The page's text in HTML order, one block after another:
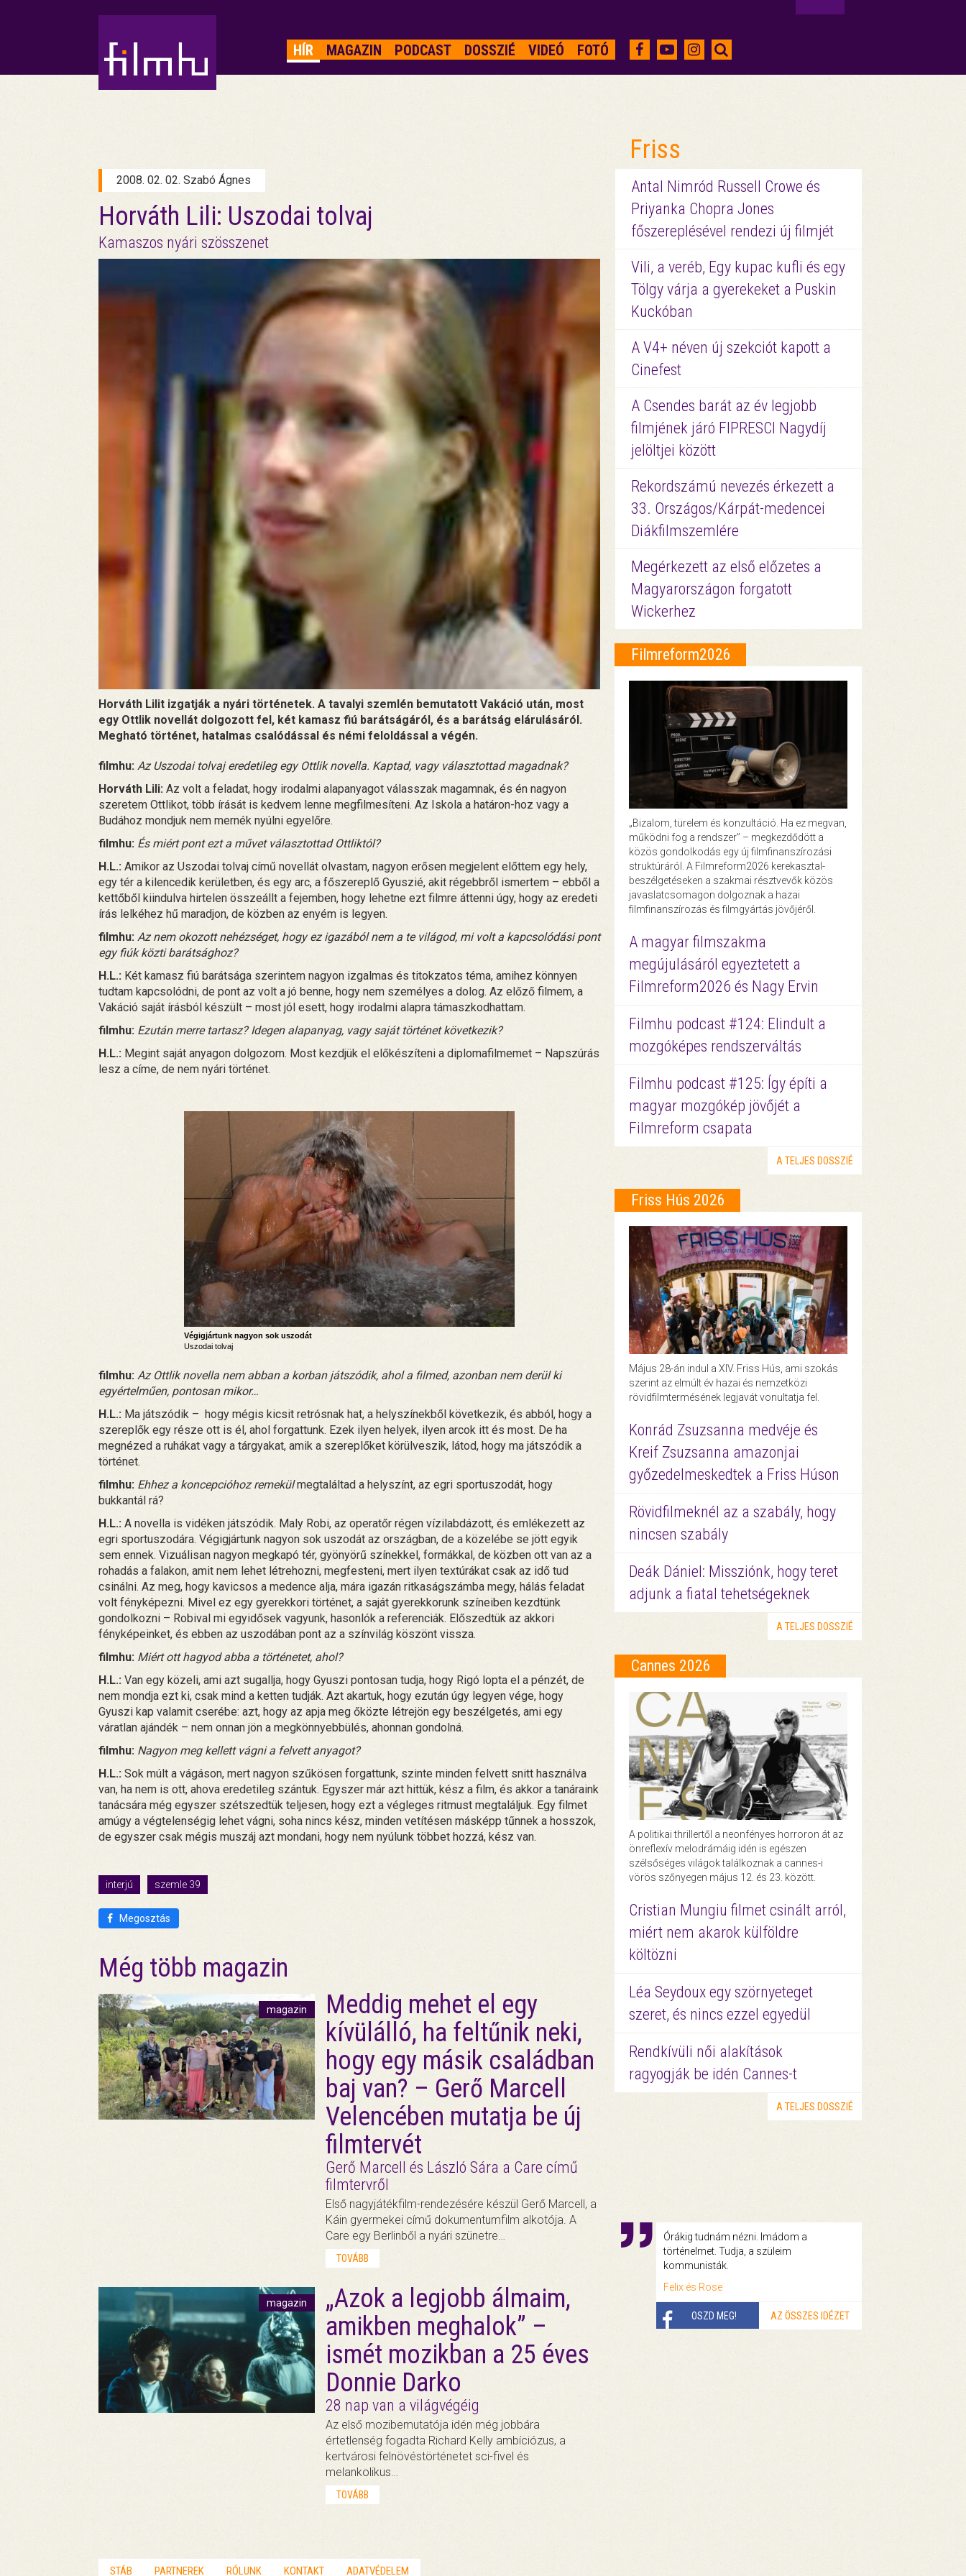
HÍR MAGAZIN PODCAST DOSSZIÉ VIDEÓ FOTÓ
2008. 02. 02. Szabó Ágnes
Horváth Lili: Uszodai tolvaj
Kamaszos nyári szösszenet
Horváth Lilit izgatják a nyári történetek. A tavalyi szemlén bemutatott Vakáció után, most
egy Ottlik novellát dolgozott fel, két kamasz fiú barátságáról, és a barátság elárulásáról.
Megható történet, hatalmas csalódással és némi feloldással a végén.
filmhu: Az Uszodai tolvaj eredetileg egy Ottlik novella. Kaptad, vagy választottad magadnak?
Horváth Lili: Az volt a feladat, hogy irodalmi alapanyagot válasszak magamnak, és én nagyon
szeretem Ottlikot, több írását is kedvem lenne megfilmesíteni. Az Iskola a határon-hoz vagy a
Budához mondjuk nem mernék nyúlni egyelőre.
filmhu: És miért pont ezt a művet választottad Ottliktól?
H.L.: Amikor az Uszodai tolvaj című novellát olvastam, nagyon erősen megjelent előttem egy hely,
egy tér a kilencedik kerületben, és egy arc, a főszereplő Gyuszié, akit régebbről ismertem – ebből a
kettőből kiindulva hirtelen összeállt a fejemben, hogy lehetne ezt filmre áttenni úgy, hogy az eredeti
írás lelkéhez hű maradjon, de közben az enyém is legyen.
filmhu: Az nem okozott nehézséget, hogy ez igazából nem a te világod, mi volt a kapcsolódási pont
egy fiúk közti barátsághoz?
H.L.: Két kamasz fiú barátsága szerintem nagyon izgalmas és titokzatos téma, amihez könnyen
tudtam kapcsolódni, de pont az volt a jó benne, hogy nem személyes a dolog. Az előző filmem, a
Vakáció saját írásból készült – most jól esett, hogy irodalmi alapra támaszkodhattam.
filmhu: Ezután merre tartasz? Idegen alapanyag, vagy saját történet következik?
H.L.: Megint saját anyagon dolgozom. Most kezdjük el előkészíteni a diplomafilmemet – Napszúrás
lesz a címe, de nem nyári történet.
Végigjártunk nagyon sok uszodát
Uszodai tolvaj
filmhu: Az Ottlik novella nem abban a korban játszódik, ahol a filmed, azonban nem derül ki
egyértelműen, pontosan mikor…
H.L.: Ma játszódik – hogy mégis kicsit retrósnak hat, a helyszínekből következik, és abból, hogy a
szereplők egy része ott is él, ahol forgattunk. Ezek ilyen helyek, ilyen arcok itt és most. De ha
megnézed a ruhákat vagy a tárgyakat, amik a szereplőket körülveszik, látod, hogy ma játszódik a
történet.
filmhu: Ehhez a koncepcióhoz remekülmegtaláltad a helyszínt, az egri sportuszodát, hogy
bukkantál rá?
H.L.: A novella is vidéken játszódik. Maly Robi, az operatőr régen vízilabdázott, és emlékezett az
egri sportuszodára. Végigjártunk nagyon sok uszodát az országban, de a közelébe se jött egyik
sem ennek. Vizuálisan nagyon megkapó tér, gyönyörű színekkel, formákkal, de közben ott van az a
rohadás a falakon, amit nem lehet létrehozni, megfesteni, mert ilyen textúrákat csak az idő tud
csinálni. Az meg, hogy kavicsos a medence alja, mára igazán ritkaságszámba megy, hálás feladat
volt fényképezni. Mivel ez egy gyerekkori történet, a saját gyerekkorunk színeiben kezdtünk
gondolkozni – Robival mi egyidősek vagyunk, hasonlók a referenciák. Előszedtük az akkori
fényképeinket, és ebben az uszodában pont az a színvilág köszönt vissza.
filmhu: Miért ott hagyod abba a történetet, ahol?
H.L.: Van egy közeli, ami azt sugallja, hogy Gyuszi pontosan tudja, hogy Rigó lopta el a pénzét, de
nem mondja ezt ki, csak mind a ketten tudják. Azt akartuk, hogy ezután úgy legyen vége, hogy
Gyuszi kap valamit cserébe: azt, hogy az apja meg őközte létrejön egy beszélgetés, ami egy
váratlan ajándék – nem onnan jön a megkönnyebbülés, ahonnan gondolná.
filmhu: Nagyon meg kellett vágni a felvett anyagot?
H.L.: Sok múlt a vágáson, mert nagyon szűkösen forgattunk, szinte minden felvett snitt használva
van, ha nem is ott, ahova eredetileg szántuk. Egyszer már azt hittük, kész a film, és akkor a tanáraink
tanácsára még egyszer szétszedtük teljesen, hogy ezt a végleges ritmust megtaláljuk. Egy filmet
amúgy a végtelenségig lehet vágni, soha nincs kész, minden vetítésen másképp tűnnek a hosszok,
de egyszer csak mégis muszáj azt mondani, hogy nem nyúlunk többet hozzá, kész van.
interjú szemle 39
Megosztás
Még több magazin
magazin
Meddig mehet el egy
kívülálló, ha feltűnik neki,
hogy egy másik családban
baj van? – Gerő Marcell
Velencében mutatja be új
filmtervét
Gerő Marcell és László Sára a Care című
filmtervről
Első nagyjátékfilm-rendezésére készül Gerő Marcell, a
Káin gyermekei című dokumentumfilm alkotója. A
Care egy Berlinből a nyári szünetre…
TOVÁBB
magazin
„Azok a legjobb álmaim,
amikben meghalok” –
ismét mozikban a 25 éves
Donnie Darko
28 nap van a világvégéig
Az első mozibemutatója idén még jobbára
értetlenség fogadta Richard Kelly ambíciózus, a
kertvárosi felnövéstörténetet sci-fivel és
melankolikus…
TOVÁBB
Friss
Antal Nimród Russell Crowe és
Priyanka Chopra Jones
főszereplésével rendezi új filmjét
Vili, a veréb, Egy kupac kufli és egy
Tölgy várja a gyerekeket a Puskin
Kuckóban
A V4+ néven új szekciót kapott a
Cinefest
A Csendes barát az év legjobb
filmjének járó FIPRESCI Nagydíj
jelöltjei között
Rekordszámú nevezés érkezett a
33. Országos/Kárpát-medencei
Diákfilmszemlére
Megérkezett az első előzetes a
Magyarországon forgatott
Wickerhez
Filmreform2026
„Bizalom, türelem és konzultáció. Ha ez megvan,
működni fog a rendszer” – megkezdődött a
közös gondolkodás egy új filmfinanszírozási
struktúráról. A Filmreform2026 kerekasztal-
beszélgetéseken a szakmai résztvevők közös
javaslatcsomagon dolgoznak a hazai
filmfinanszírozás és filmgyártás jövőjéről.
A magyar filmszakma
megújulásáról egyeztetett a
Filmreform2026 és Nagy Ervin
Filmhu podcast #124: Elindult a
mozgóképes rendszerváltás
Filmhu podcast #125: Így építi a
magyar mozgókép jövőjét a
Filmreform csapata
A TELJES DOSSZIÉ
Friss Hús 2026
Május 28-án indul a XIV. Friss Hús, ami szokás
szerint az elmúlt év hazai és nemzetközi
rövidfilmtermésének legjavát vonultatja fel.
Konrád Zsuzsanna medvéje és
Kreif Zsuzsanna amazonjai
győzedelmeskedtek a Friss Húson
Rövidfilmeknél az a szabály, hogy
nincsen szabály
Deák Dániel: Missziónk, hogy teret
adjunk a fiatal tehetségeknek
A TELJES DOSSZIÉ
Cannes 2026
A politikai thrillertől a neonfényes horroron át az
önreflexív melodrámáig idén is egészen
szélsőséges világok találkoznak a cannes-i
vörös szőnyegen május 12. és 23. között.
Cristian Mungiu filmet csinált arról,
miért nem akarok külföldre
költözni
Léa Seydoux egy szörnyeteget
szeret, és nincs ezzel egyedül
Rendkívüli női alakítások
ragyogják be idén Cannes-t
A TELJES DOSSZIÉ
Órákig tudnám nézni. Imádom a
történelmet. Tudja, a szüleim
kommunisták.
Felix és Rose
OSZD MEG! AZ ÖSSZES IDÉZET
STÁB PARTNEREK RÓLUNK KONTAKT ADATVÉDELEM